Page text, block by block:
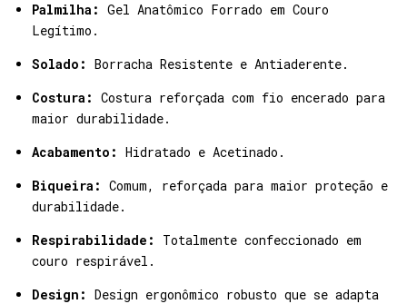
Palmilha: Gel Anatômico Forrado em Couro
Legítimo.
Solado: Borracha Resistente e Antiaderente.
Costura: Costura reforçada com fio encerado para
maior durabilidade.
Acabamento: Hidratado e Acetinado.
Biqueira: Comum, reforçada para maior proteção e
durabilidade.
Respirabilidade:
Totalmente confeccionado em
couro respirável.
Design: Design ergonômico robusto que se adapta